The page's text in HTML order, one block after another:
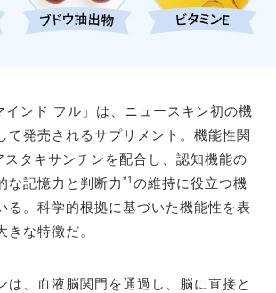
インド フル」は、ニュースキン初の機
て発売されるサプリメント。機能性関
スタキサンチンを配合し、認知機能の
な記憶力と判断力 *1 の維持に役立つ機
る。科学的根拠に基づいた機能性を表
きな特徴だ。
は、血液脳関門を通過し、脳に直接と